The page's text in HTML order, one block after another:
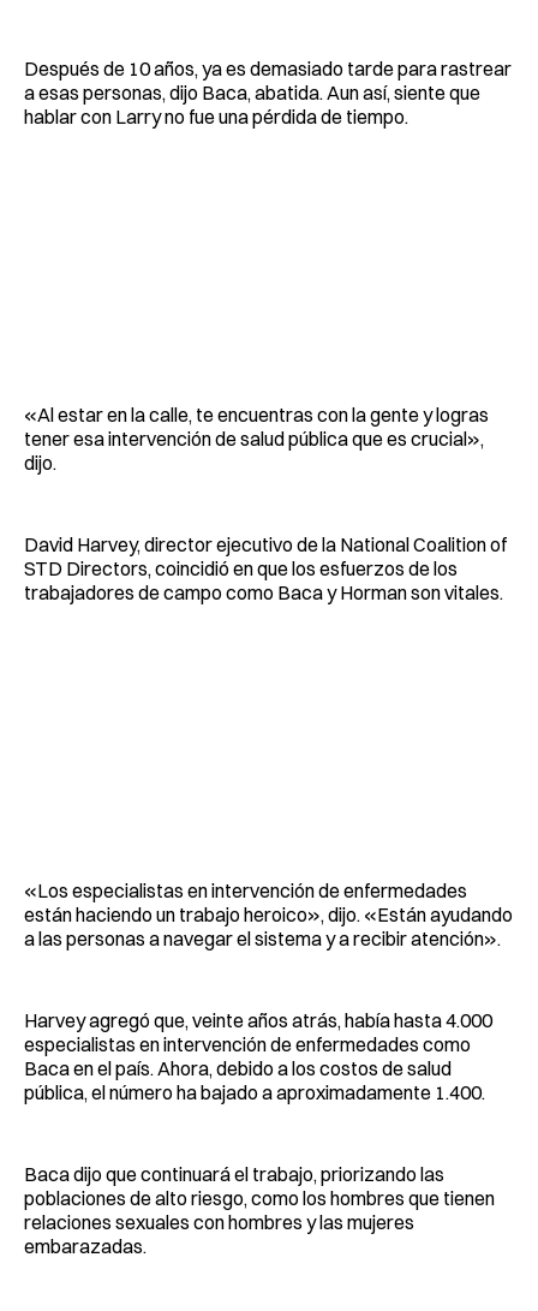
Después de 10 años, ya es demasiado tarde para rastrear
a esas personas, dijo Baca, abatida. Aun así, siente que
hablar con Larry no fue una pérdida de tiempo.
«Al estar en la calle, te encuentras con la gente y logras
tener esa intervención de salud pública que es crucial»,
dijo.
David Harvey, director ejecutivo de la National Coalition of
STD Directors, coincidió en que los esfuerzos de los
trabajadores de campo como Baca y Horman son vitales.
«Los especialistas en intervención de enfermedades
están haciendo un trabajo heroico», dijo. «Están ayudando
a las personas a navegar el sistema y a recibir atención».
Harvey agregó que, veinte años atrás, había hasta 4.000
especialistas en intervención de enfermedades como
Baca en el país. Ahora, debido a los costos de salud
pública, el número ha bajado a aproximadamente 1.400.
Baca dijo que continuará el trabajo, priorizando las
poblaciones de alto riesgo, como los hombres que tienen
relaciones sexuales con hombres y las mujeres
embarazadas.